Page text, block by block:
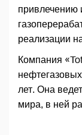
привлечению
реализации
Компания
лет. Она
мира, в ней